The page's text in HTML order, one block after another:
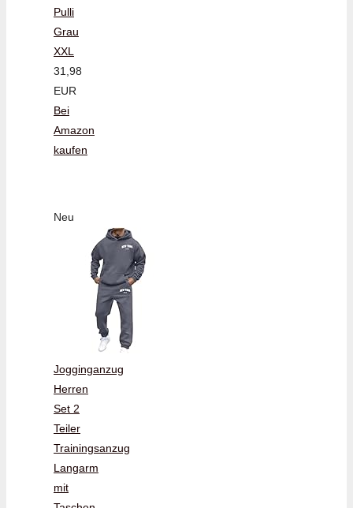
Pulli
Grau
XXL
31,98
EUR
Bei
Amazon
kaufen
Neu
Jogginganzug
Herren
Set 2
Teiler
Trainingsanzug
Langarm
mit